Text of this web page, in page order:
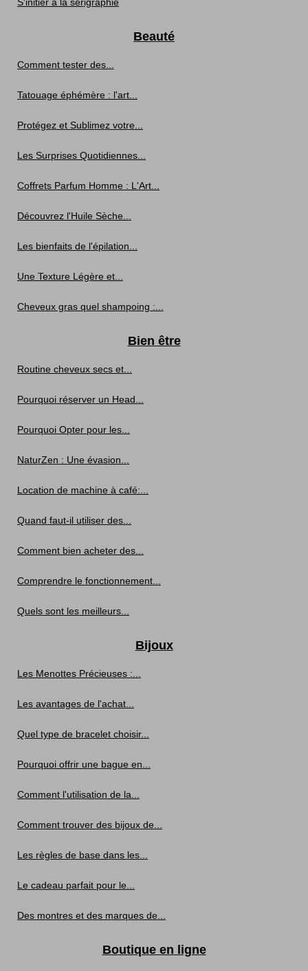
Beauté
Comment tester des...
Tatouage éphémère : l'art...
Protégez et Sublimez votre...
Les Surprises Quotidiennes...
Coffrets Parfum Homme : L'Art...
Découvrez l'Huile Sèche...
Les bienfaits de l'épilation...
Une Texture Légère et...
Cheveux gras quel shampoing :...
Bien être
Routine cheveux secs et...
Pourquoi réserver un Head...
Pourquoi Opter pour les...
NaturZen : Une évasion...
Location de machine à café:...
Quand faut-il utiliser des...
Comment bien acheter des...
Comprendre le fonctionnement...
Quels sont les meilleurs...
Bijoux
Les Menottes Précieuses :...
Les avantages de l'achat...
Quel type de bracelet choisir...
Pourquoi offrir une bague en...
Comment l'utilisation de la...
Comment trouver des bijoux de...
Les règles de base dans les...
Le cadeau parfait pour le...
Des montres et des marques de...
Boutique en ligne